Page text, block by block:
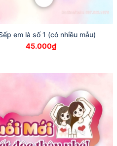
em là số 1 (có nhiều mẫu)
45.000₫